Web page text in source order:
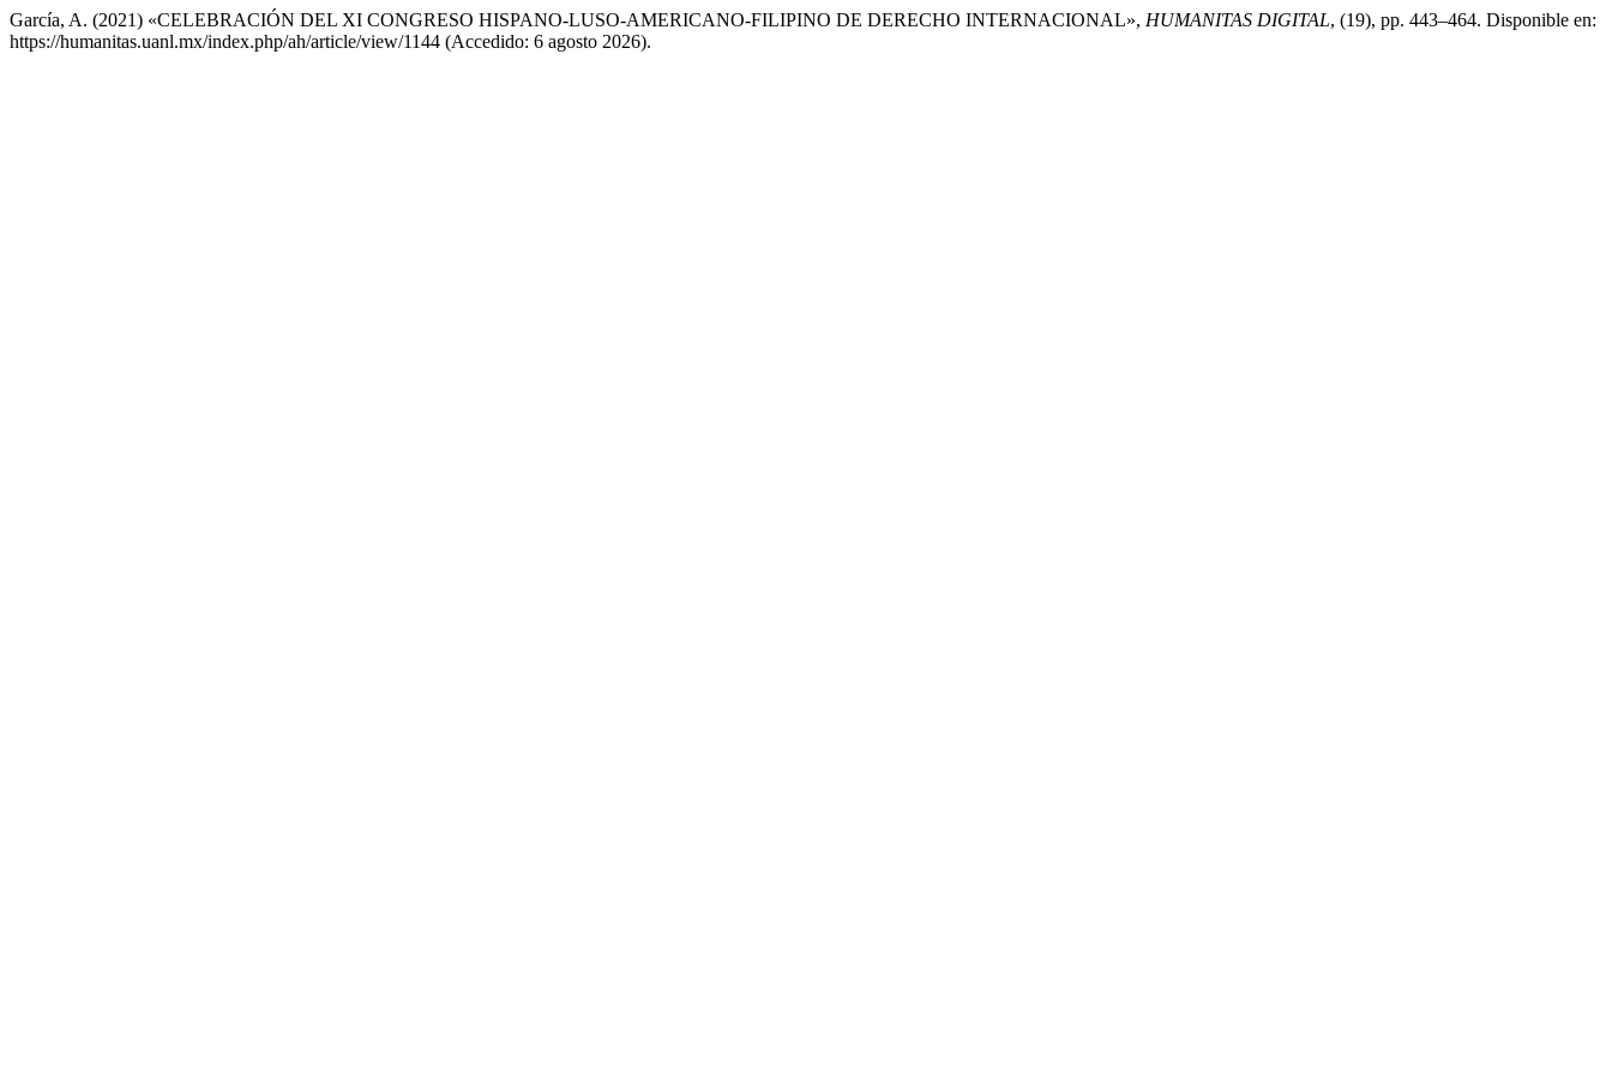
García, A. (2021) «CELEBRACIÓN DEL XI CONGRESO HISPANO-LUSO-AMERICANO-FILIPINO DE DERECHO INTERNACIONAL», HUMANITAS DIGITAL, (19), pp. 443–464. Disponible en:
https://humanitas.uanl.mx/index.php/ah/article/view/1144 (Accedido: 6 agosto 2026).